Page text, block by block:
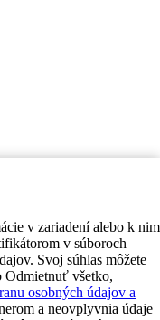
v zariadení alebo k nim
v súboroch
Svoj súhlas môžete
všetko,
osobných údajov a
a neovplyvnia údaje